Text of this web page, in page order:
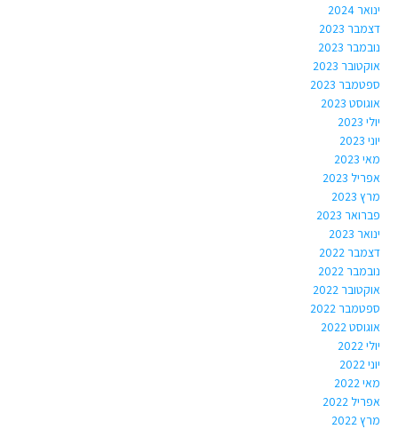
ינואר 2024
דצמבר 2023
נובמבר 2023
אוקטובר 2023
ספטמבר 2023
אוגוסט 2023
יולי 2023
יוני 2023
מאי 2023
אפריל 2023
מרץ 2023
פברואר 2023
ינואר 2023
דצמבר 2022
נובמבר 2022
אוקטובר 2022
ספטמבר 2022
אוגוסט 2022
יולי 2022
יוני 2022
מאי 2022
אפריל 2022
מרץ 2022